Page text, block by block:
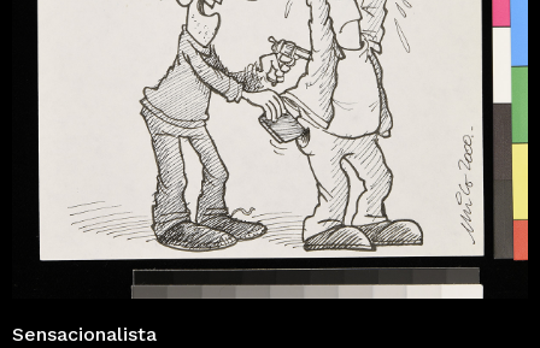
Sensacionalista